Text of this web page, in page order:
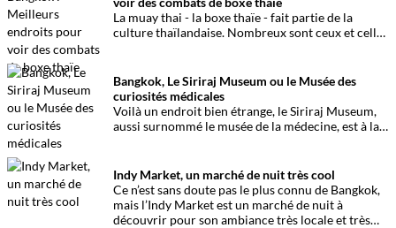
La muay thai - la boxe thaïe - fait partie de la
culture thaïlandaise. Nombreux sont ceux et celles
Bangkok, Le Siriraj Museum ou le Musée des
curiosités médicales
Voilà un endroit bien étrange, le Siriraj Museum,
aussi surnommé le musée de la médecine, est à la
Indy Market, un marché de nuit très cool
Ce n’est sans doute pas le plus connu de Bangkok,
mais l’Indy Market est un marché de nuit à
découvrir pour son ambiance très locale et très